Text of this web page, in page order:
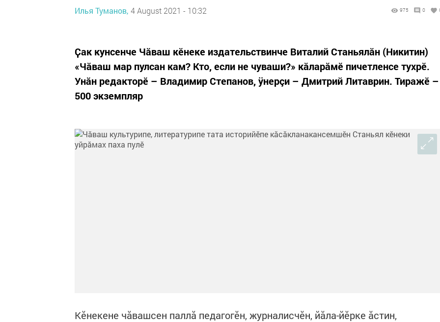
Илья Туманов, 4 August 2021 - 10:32 975 0
Ҫак кунсенче Чăваш кĕнеке издательствинче Виталий Станьялăн (Никитин)
«Чăваш мар пулсан кам? Кто, если не чуваши?» кăларăмĕ пичетленсе тухрĕ.
Унăн редакторĕ – Владимир Степанов, ÿнерçи – Дмитрий Литаврин. Тиражĕ –
500 экземпляр
Кĕнекене чăвашсен паллă педагогĕн, журналисчĕн, йăла-йĕрке ăстин,